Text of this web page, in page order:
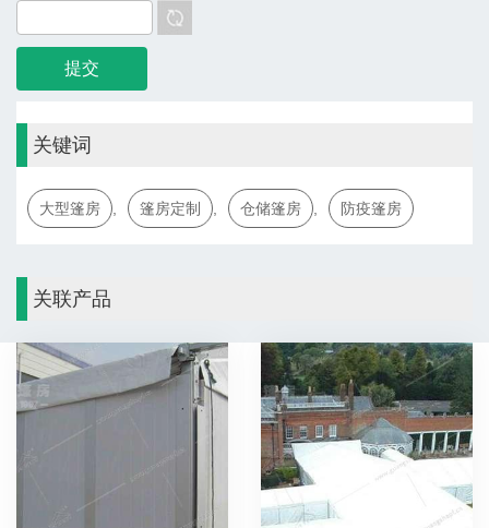
关键词
大型篷房 , 篷房定制 , 仓储篷房 , 防疫篷房
关联产品